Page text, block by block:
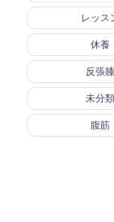
レッス
休養
反張膝
未分類
腹筋